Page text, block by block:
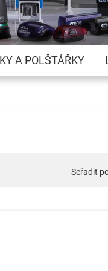
A POLŠTÁŘKY
Seřadit